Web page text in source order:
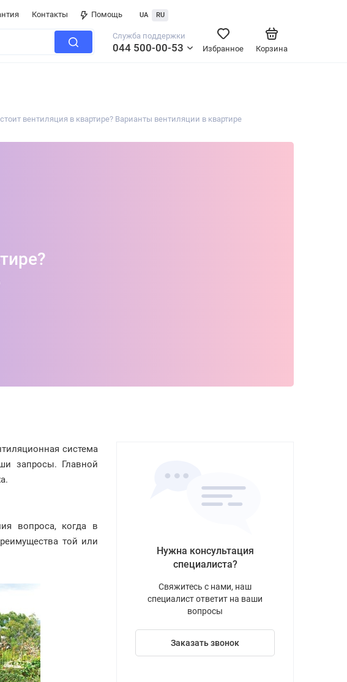
Контакты Помощь UA RU
Служба поддержки
044 500-00-53 Корзина
Избранное
вентиляция в квартире? Варианты вентиляции в квартире
система
запросы. Главной
вопроса, когда в
той или
Нужна консультация
специалиста?
Свяжитесь с нами, наш
специалист ответит на ваши
вопросы
Заказать звонок